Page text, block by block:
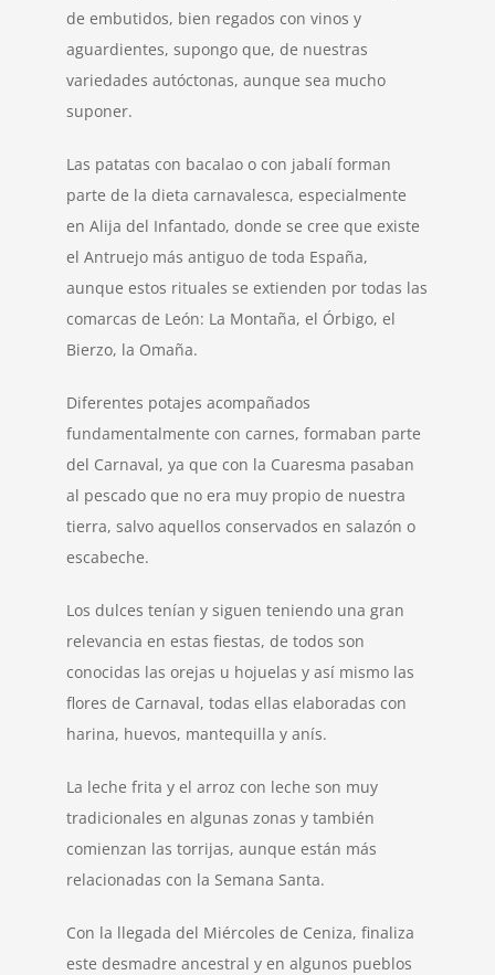
de embutidos, bien regados con vinos y
aguardientes, supongo que, de nuestras
variedades autóctonas, aunque sea mucho
suponer.
Las patatas con bacalao o con jabalí forman
parte de la dieta carnavalesca, especialmente
en Alija del Infantado, donde se cree que existe
el Antruejo más antiguo de toda España,
aunque estos rituales se extienden por todas las
comarcas de León: La Montaña, el Órbigo, el
Bierzo, la Omaña.
Diferentes potajes acompañados
fundamentalmente con carnes, formaban parte
del Carnaval, ya que con la Cuaresma pasaban
al pescado que no era muy propio de nuestra
tierra, salvo aquellos conservados en salazón o
escabeche.
Los dulces tenían y siguen teniendo una gran
relevancia en estas fiestas, de todos son
conocidas las orejas u hojuelas y así mismo las
flores de Carnaval, todas ellas elaboradas con
harina, huevos, mantequilla y anís.
La leche frita y el arroz con leche son muy
tradicionales en algunas zonas y también
comienzan las torrijas, aunque están más
relacionadas con la Semana Santa.
Con la llegada del Miércoles de Ceniza, finaliza
este desmadre ancestral y en algunos pueblos